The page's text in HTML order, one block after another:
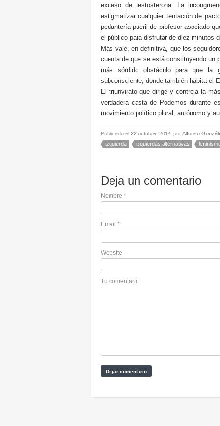
exceso de testosterona. La
estigmatizar cualquier tentación de
pedantería pueril de profesor asociado
el público para disfrutar de diez minutos
Más vale, en definitiva, que los
cuenta de que se está constituyendo un
más sórdido obstáculo para que la
subconsciente, donde también habita el
El triunvirato que dirige y controla la
verdadera casta de Podemos durante
movimiento político plural, autónomo y
Publicado el 22 octubre, 2014 porAlfonso
izquierda
izquierdas alternativas
Deja un comentario
Nombre *
Email *
Website
Tu comentario